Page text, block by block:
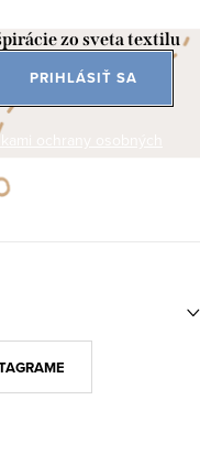
zo sveta textilu
ochrany osobných
PRIHLÁSIŤ SA